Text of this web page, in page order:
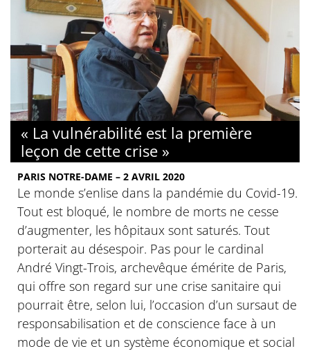
« La vulnérabilité est la première
leçon de cette crise »
PARIS NOTRE-DAME – 2 AVRIL 2020
Le monde s’enlise dans la pandémie du Covid-19.
Tout est bloqué, le nombre de morts ne cesse
d’augmenter, les hôpitaux sont saturés. Tout
porterait au désespoir. Pas pour le cardinal
André Vingt-Trois, archevêque émérite de Paris,
qui offre son regard sur une crise sanitaire qui
pourrait être, selon lui, l’occasion d’un sursaut de
responsabilisation et de conscience face à un
mode de vie et un système économique et social